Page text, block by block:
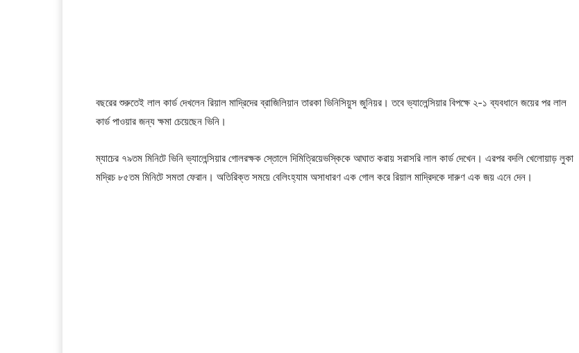
বছরের শুরুতেই লাল কার্ড দেখলেন রিয়াল মাদ্রিদের ব্রাজিলিয়ান তারকা ভিনিসিয়ুস জুনিয়র। তবে ভ্যালেন্সিয়ার বিপক্ষে ২-১ ব্যবধানে জয়ের পর লাল
কার্ড পাওয়ার জন্য ক্ষমা চেয়েছেন ভিনি।
ম্যাচের ৭৯তম মিনিটে ভিনি ভ্যালেন্সিয়ার গোলরক্ষক স্তোলে দিমিত্রিয়েভস্কিকে আঘাত করায় সরাসরি লাল কার্ড দেখেন। এরপর বদলি খেলোয়াড় লুকা
মদ্রিচ ৮৫তম মিনিটে সমতা ফেরান। অতিরিক্ত সময়ে বেলিংহ্যাম অসাধারণ এক গোল করে রিয়াল মাদ্রিদকে দারুণ এক জয় এনে দেন।